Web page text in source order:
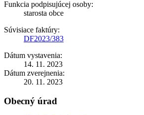
Funkcia podpisujúcej osoby:
starosta obce
Súvisiace faktúry:
DF2023/383
Dátum vystavenia:
14. 11. 2023
Dátum zverejnenia:
20. 11. 2023
Obecný úrad